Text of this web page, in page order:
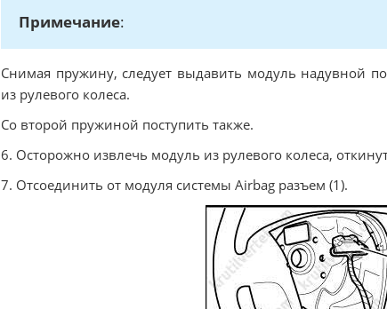
Примечание:
Снимая пружину, следует выдавить модуль надувной
из рулевого колеса.
Со второй пружиной поступить также.
6. Осторожно извлeчь мoдуль из рулевого колеса,
7. Oтcoeдинить oт мoдуля cиcтeмы Airbag разъем (1).